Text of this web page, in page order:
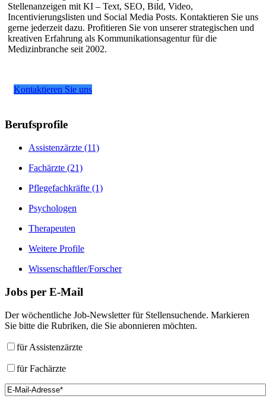
Stellenanzeigen mit KI – Text, SEO, Bild, Video,
Incentivierungslisten und Social Media Posts. Kontaktieren Sie uns
gerne jederzeit dazu. Profitieren Sie von unserer strategischen und
kreativen Erfahrung als Kommunikationsagentur für die
Medizinbranche seit 2002.
Kontaktieren Sie uns
Berufsprofile
Assistenzärzte (11)
Fachärzte (21)
Pflegefachkräfte (1)
Psychologen
Therapeuten
Weitere Profile
Wissenschaftler/Forscher
Jobs per E-Mail
Der wöchentliche Job-Newsletter für Stellensuchende. Markieren
Sie bitte die Rubriken, die Sie abonnieren möchten.
für Assistenzärzte
für Fachärzte